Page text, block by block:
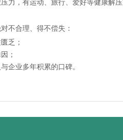
不合理、得不偿失 ：
乏；
；
企业多年积累的口碑。